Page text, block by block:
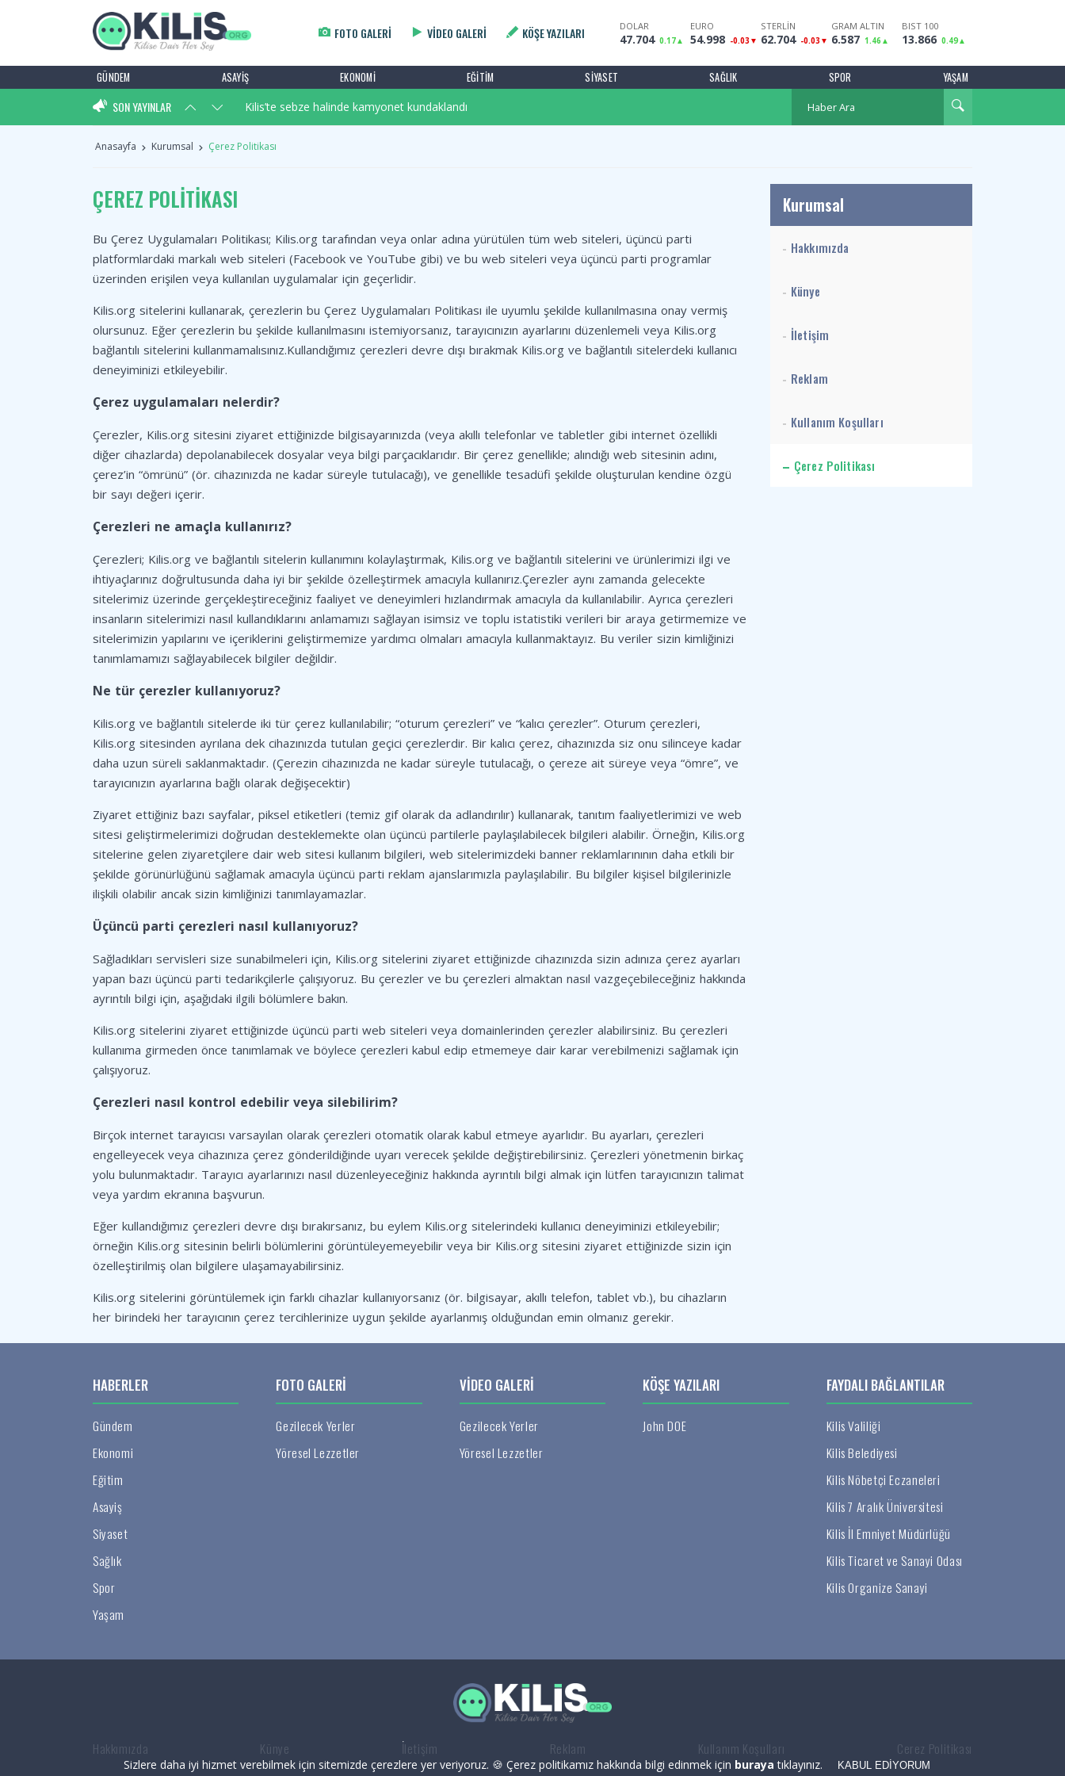
FOTO GALERI VIDEO GALERI KÖŞE YAZILARI DOLAR
47.704 0.17
EURO
54.998 -0.03
STERLİN
62.704 -0.03
GRAM ALTIN
6.587 1.46
BIST 100
13.866 0.49
GÜNDEM ASAYIŞ EKONOMI EĞITIM SIYASET SAĞLIK SPOR YAŞAM
SON YAYINLAR
Kilis'in Gerebiçi Artık Her Gün Üretiliyor
Kilis’te sebze halinde kamyonet kundaklandı
Kilis Belediye Başkanı Bilecen Emeklilerle Bir Araya Geldi
Anasayfa Kurumsal Çerez Politikası
ÇEREZ POLITIKASI
Bu Çerez Uygulamaları Politikası; Kilis.org tarafından veya onlar adına yürütülen tüm web siteleri, üçüncü parti
platformlardaki markalı web siteleri (Facebook ve YouTube gibi) ve bu web siteleri veya üçüncü parti programlar
üzerinden erişilen veya kullanılan uygulamalar için geçerlidir.
Kilis.org sitelerini kullanarak, çerezlerin bu Çerez Uygulamaları Politikası ile uyumlu şekilde kullanılmasına onay vermiş
olursunuz. Eğer çerezlerin bu şekilde kullanılmasını istemiyorsanız, tarayıcınızın ayarlarını düzenlemeli veya Kilis.org
bağlantılı sitelerini kullanmamalısınız.Kullandığımız çerezleri devre dışı bırakmak Kilis.org ve bağlantılı sitelerdeki kullanıcı
deneyiminizi etkileyebilir.
Çerez uygulamaları nelerdir?
Çerezler, Kilis.org sitesini ziyaret ettiğinizde bilgisayarınızda (veya akıllı telefonlar ve tabletler gibi internet özellikli
diğer cihazlarda) depolanabilecek dosyalar veya bilgi parçacıklarıdır. Bir çerez genellikle; alındığı web sitesinin adını,
çerez’in “ömrünü” (ör. cihazınızda ne kadar süreyle tutulacağı), ve genellikle tesadüfi şekilde oluşturulan kendine özgü
bir sayı değeri içerir.
Çerezleri ne amaçla kullanırız?
Çerezleri; Kilis.org ve bağlantılı sitelerin kullanımını kolaylaştırmak, Kilis.org ve bağlantılı sitelerini ve ürünlerimizi ilgi ve
ihtiyaçlarınız doğrultusunda daha iyi bir şekilde özelleştirmek amacıyla kullanırız.Çerezler aynı zamanda gelecekte
sitelerimiz üzerinde gerçekleştireceğiniz faaliyet ve deneyimleri hızlandırmak amacıyla da kullanılabilir. Ayrıca çerezleri
insanların sitelerimizi nasıl kullandıklarını anlamamızı sağlayan isimsiz ve toplu istatistiki verileri bir araya getirmemize ve
sitelerimizin yapılarını ve içeriklerini geliştirmemize yardımcı olmaları amacıyla kullanmaktayız. Bu veriler sizin kimliğinizi
tanımlamamızı sağlayabilecek bilgiler değildir.
Ne tür çerezler kullanıyoruz?
Kilis.org ve bağlantılı sitelerde iki tür çerez kullanılabilir; “oturum çerezleri” ve “kalıcı çerezler”. Oturum çerezleri,
Kilis.org sitesinden ayrılana dek cihazınızda tutulan geçici çerezlerdir. Bir kalıcı çerez, cihazınızda siz onu silinceye kadar
daha uzun süreli saklanmaktadır. (Çerezin cihazınızda ne kadar süreyle tutulacağı, o çereze ait süreye veya “ömre”, ve
tarayıcınızın ayarlarına bağlı olarak değişecektir)
Ziyaret ettiğiniz bazı sayfalar, piksel etiketleri (temiz gif olarak da adlandırılır) kullanarak, tanıtım faaliyetlerimizi ve web
sitesi geliştirmelerimizi doğrudan desteklemekte olan üçüncü partilerle paylaşılabilecek bilgileri alabilir. Örneğin, Kilis.org
sitelerine gelen ziyaretçilere dair web sitesi kullanım bilgileri, web sitelerimizdeki banner reklamlarınının daha etkili bir
şekilde görünürlüğünü sağlamak amacıyla üçüncü parti reklam ajanslarımızla paylaşılabilir. Bu bilgiler kişisel bilgilerinizle
ilişkili olabilir ancak sizin kimliğinizi tanımlayamazlar.
Üçüncü parti çerezleri nasıl kullanıyoruz?
Sağladıkları servisleri size sunabilmeleri için, Kilis.org sitelerini ziyaret ettiğinizde cihazınızda sizin adınıza çerez ayarları
yapan bazı üçüncü parti tedarikçilerle çalışıyoruz. Bu çerezler ve bu çerezleri almaktan nasıl vazgeçebileceğiniz hakkında
ayrıntılı bilgi için, aşağıdaki ilgili bölümlere bakın.
Kilis.org sitelerini ziyaret ettiğinizde üçüncü parti web siteleri veya domainlerinden çerezler alabilirsiniz. Bu çerezleri
kullanıma girmeden önce tanımlamak ve böylece çerezleri kabul edip etmemeye dair karar verebilmenizi sağlamak için
çalışıyoruz.
Çerezleri nasıl kontrol edebilir veya silebilirim?
Birçok internet tarayıcısı varsayılan olarak çerezleri otomatik olarak kabul etmeye ayarlıdır. Bu ayarları, çerezleri
engelleyecek veya cihazınıza çerez gönderildiğinde uyarı verecek şekilde değiştirebilirsiniz. Çerezleri yönetmenin birkaç
yolu bulunmaktadır. Tarayıcı ayarlarınızı nasıl düzenleyeceğiniz hakkında ayrıntılı bilgi almak için lütfen tarayıcınızın talimat
veya yardım ekranına başvurun.
Eğer kullandığımız çerezleri devre dışı bırakırsanız, bu eylem Kilis.org sitelerindeki kullanıcı deneyiminizi etkileyebilir;
örneğin Kilis.org sitesinin belirli bölümlerini görüntüleyemeyebilir veya bir Kilis.org sitesini ziyaret ettiğinizde sizin için
özelleştirilmiş olan bilgilere ulaşamayabilirsiniz.
Kilis.org sitelerini görüntülemek için farklı cihazlar kullanıyorsanız (ör. bilgisayar, akıllı telefon, tablet vb.), bu cihazların
her birindeki her tarayıcının çerez tercihlerinize uygun şekilde ayarlanmış olduğundan emin olmanız gerekir.
Kurumsal
Hakkımızda
Künye
İletişim
Reklam
Kullanım Koşulları
Çerez Politikası
HABERLER
Gündem
Ekonomi
Eğitim
Asayiş
Siyaset
Sağlık
Spor
Yaşam
FOTO GALERI
Gezilecek Yerler
Yöresel Lezzetler
VIDEO GALERI
Gezilecek Yerler
Yöresel Lezzetler
KÖŞE YAZILARI
John DOE
FAYDALI BAĞLANTILAR
Kilis Valiliği
Kilis Belediyesi
Kilis Nöbetçi Eczaneleri
Kilis 7 Aralık Üniversitesi
Kilis İl Emniyet Müdürlüğü
Kilis Ticaret ve Sanayi Odası
Kilis Organize Sanayi
Hakkımızda Künye İletişim Reklam Kullanım Koşulları Çerez Politikası
Sizlere daha iyi hizmet verebilmek için sitemizde çerezlere yer veriyoruz. 🍪 Çerez politikamız hakkında bilgi edinmek için buraya tıklayınız. KABUL EDIYORUM